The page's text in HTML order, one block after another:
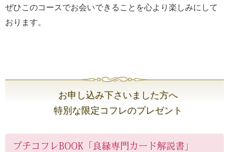
ぜひこのコースでお会いできることを心より楽しみにして
おります。
お申し込み下さいました方へ
特別な限定コフレのプレゼント
プチコフレBOOK「良縁専門カード解説書」